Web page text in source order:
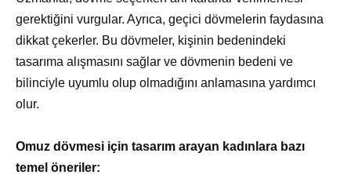
gerektiğini vurgular. Ayrıca, geçici dövmelerin faydasına
dikkat çekerler. Bu dövmeler, kişinin bedenindeki
tasarıma alışmasını sağlar ve dövmenin bedeni ve
bilinciyle uyumlu olup olmadığını anlamasına yardımcı
olur.
Omuz dövmesi için tasarım arayan kadınlara bazı
temel öneriler: